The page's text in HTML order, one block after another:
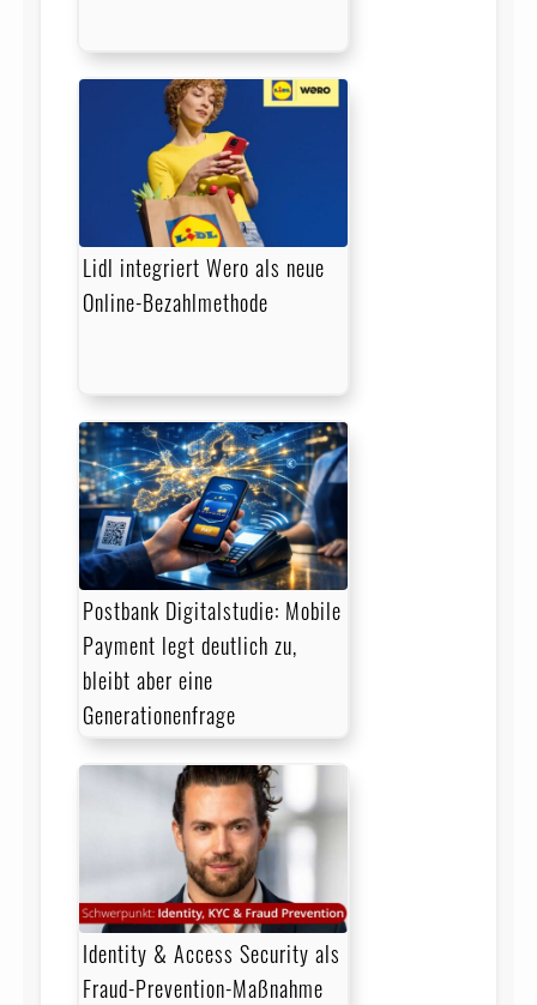
Lidl integriert Wero als neue
Online-Bezahlmethode
Postbank Digitalstudie: Mobile
Payment legt deutlich zu,
bleibt aber eine
Generationenfrage
Identity & Access Security als
Fraud-Prevention-Maßnahme